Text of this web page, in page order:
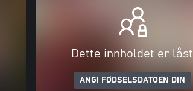
Dette innholdet er låst
ANGI FØDSELSDATOEN DIN